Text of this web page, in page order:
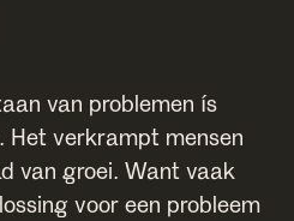
van problemen ís
Het verkrampt mensen
van groei. Want vaak
voor een probleem